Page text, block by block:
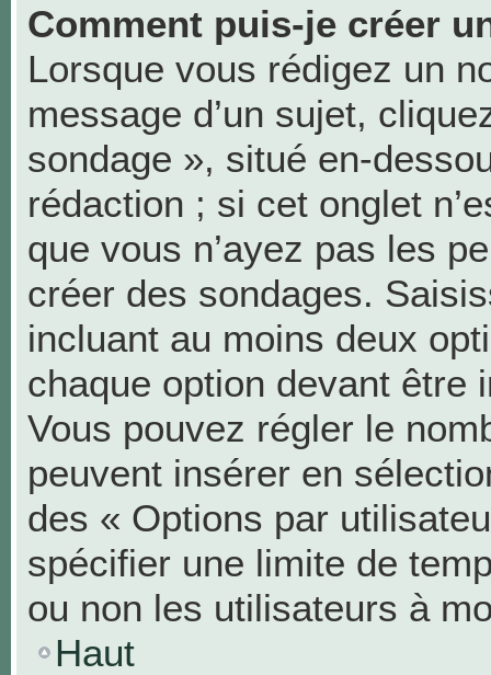
Comment puis-je créer
Lorsque vous rédigez un
message d’un sujet,
sondage », situé en-
rédaction ; si cet onglet
que vous n’ayez pas les
créer des sondages.
incluant au moins deux
chaque option devant être
Vous pouvez régler le
peuvent insérer en
des « Options par
spécifier une limite de
ou non les utilisateurs à
Haut